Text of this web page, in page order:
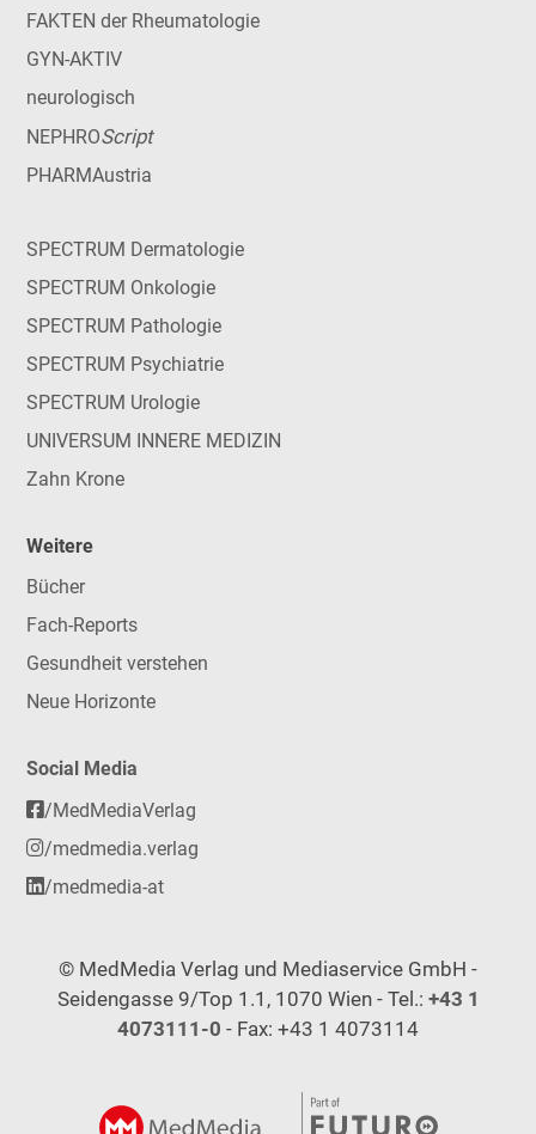
FAKTEN der Rheumatologie
GYN-AKTIV
neurologisch
NEPHROScript
PHARMAustria
SPECTRUM Dermatologie
SPECTRUM Onkologie
SPECTRUM Pathologie
SPECTRUM Psychiatrie
SPECTRUM Urologie
UNIVERSUM INNERE MEDIZIN
Zahn Krone
Weitere
Bücher
Fach-Reports
Gesundheit verstehen
Neue Horizonte
Social Media
/MedMediaVerlag
/medmedia.verlag
/medmedia-at
© MedMedia Verlag und Mediaservice GmbH -
Seidengasse 9/Top 1.1, 1070 Wien - Tel.: +43 1
4073111-0 - Fax: +43 1 4073114